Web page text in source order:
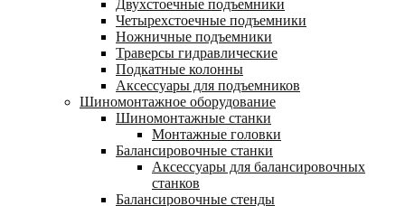
Двухстоечные подъемники
Четырехстоечные подъемники
Ножничные подъемники
Траверсы гидравлические
Подкатные колонны
Аксессуары для подъемников
Шиномонтажное оборудование
Шиномонтажные станки
Монтажные головки
Балансировочные станки
Аксессуары для балансировочных
станков
Балансировочные стенды